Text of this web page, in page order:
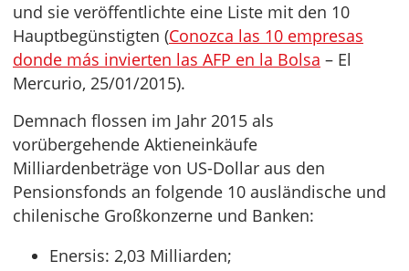
und sie veröffentlichte eine Liste mit den 10
Hauptbegünstigten (Conozca las 10 empresas
donde más invierten las AFP en la Bolsa – El
Mercurio, 25/01/2015).
Demnach flossen im Jahr 2015 als
vorübergehende Aktieneinkäufe
Milliardenbeträge von US-Dollar aus den
Pensionsfonds an folgende 10 ausländische und
chilenische Großkonzerne und Banken:
Enersis: 2,03 Milliarden;